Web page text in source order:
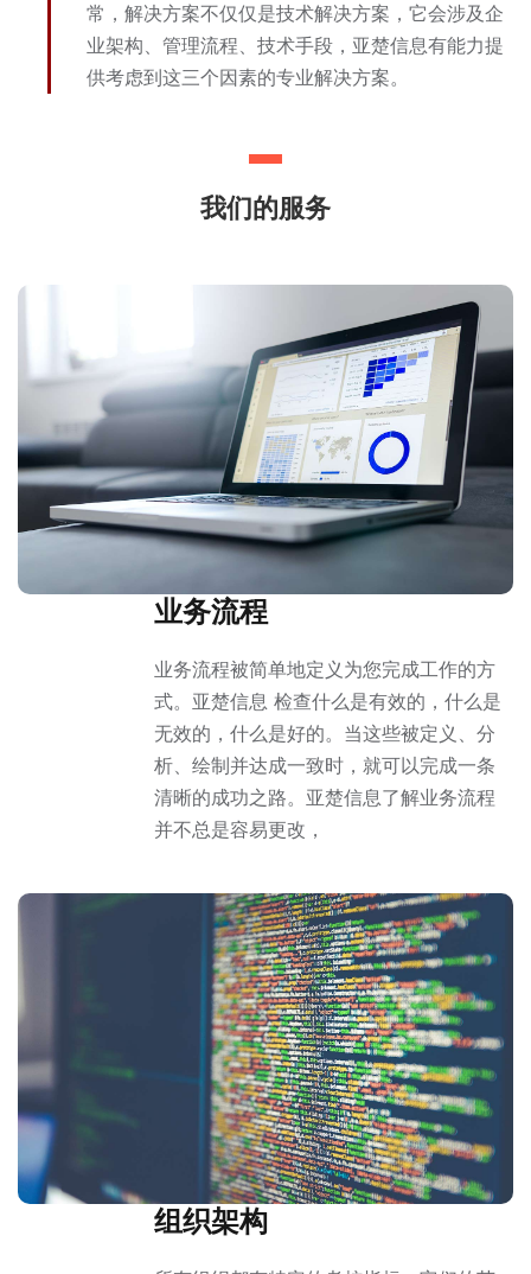
常，解决方案不仅仅是技术解决方案，它会涉及企
业架构、管理流程、技术手段，亚楚信息有能力提
供考虑到这三个因素的专业解决方案。
我们的服务
业务流程
业务流程被简单地定义为您完成工作的方
式。亚楚信息 检查什么是有效的，什么是
无效的，什么是好的。当这些被定义、分
析、绘制并达成一致时，就可以完成一条
清晰的成功之路。亚楚信息了解业务流程
并不总是容易更改，
组织架构